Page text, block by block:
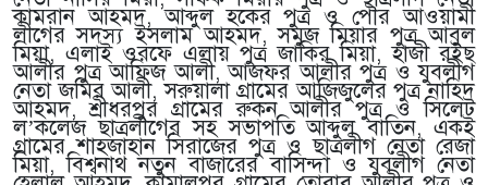
কামরান আহমদ, আব্দুল হকের পুত্র ও পৌর আওয়ামী
লীগের সদস্য ইসলাম আহমদ, সমুজ মিয়ার পুত্র আবুল
মিয়া, এলাই ওরফে এলায় পুত্র জাকির মিয়া, হাজী রইছ
আলীর পুত্র আফিজ আলী, আজফর আলীর পুত্র ও যুবলীগ
নেতা জমির আলী, সরুয়ালা গ্রামের আজিজুলের পুত্র নাহিদ
আহমদ, শ্রীধরপুর গ্রামের রুকন আলীর পুত্র ও সিলেট
ল’কলেজ ছাত্রলীগের সহ সভাপতি আব্দুল বাতিন, একই
গ্রামের শাহজাহান সিরাজের পুত্র ও ছাত্রলীগ নেতা রেজা
মিয়া, বিশ্বনাথ নতুন বাজারের বাসিন্দা ও যুবলীগ নেতা